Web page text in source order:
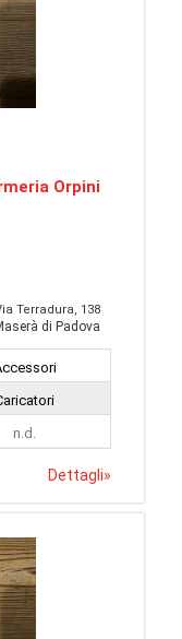
Orpini
Terradura, 138
di Padova
n.d.
Dettagli»